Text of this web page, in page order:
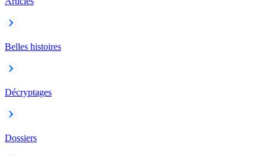
Belles histoires
Décryptages
Dossiers